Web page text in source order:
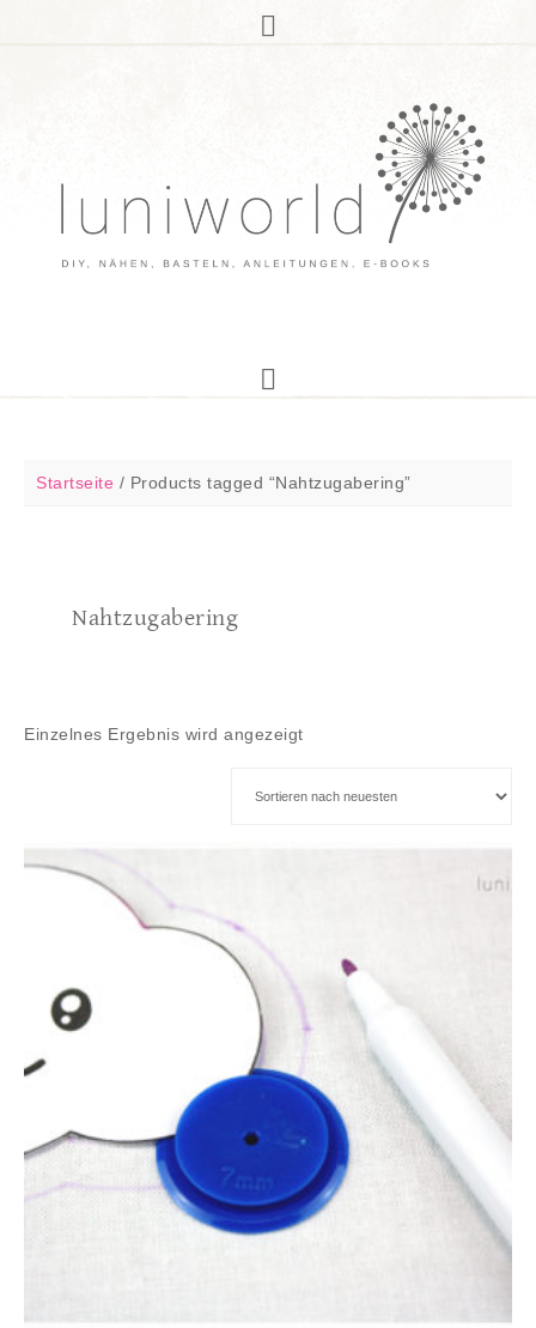
Startseite / Products tagged “Nahtzugabering”
Nahtzugabering
Einzelnes Ergebnis wird angezeigt